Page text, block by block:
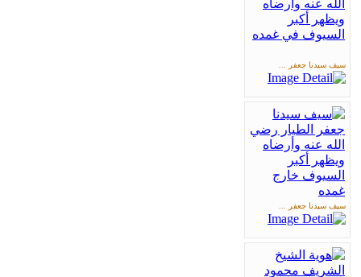
سيف سيدنا جعفر ...
سيف سيدنا جعفر ...